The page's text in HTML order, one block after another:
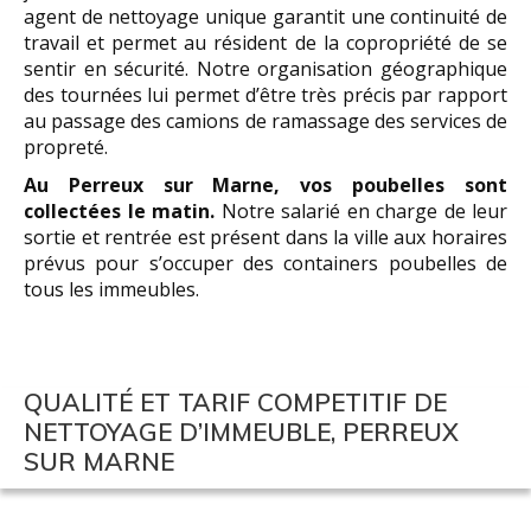
agent de nettoyage unique garantit une continuité de
travail et permet au résident de la copropriété de se
sentir en sécurité. Notre organisation géographique
des tournées lui permet d’être très précis par rapport
au passage des camions de ramassage des services de
propreté.
Au Perreux sur Marne, vos poubelles sont
collectées le matin. Notre salarié en charge de leur
sortie et rentrée est présent dans la ville aux horaires
prévus pour s’occuper des containers poubelles de
tous les immeubles.
QUALITÉ ET TARIF COMPETITIF DE
NETTOYAGE D’IMMEUBLE, PERREUX
SUR MARNE